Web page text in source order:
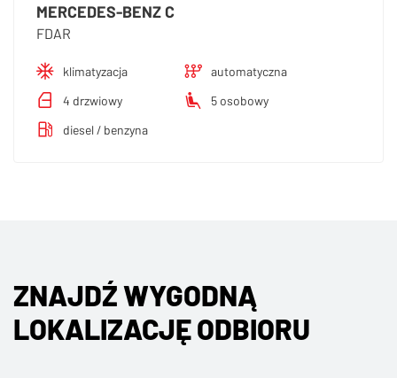
MERCEDES-BENZ C
FDAR
klimatyzacja
automatyczna
4 drzwiowy
5 osobowy
diesel / benzyna
ZNAJDŹ WYGODNĄ
LOKALIZACJĘ ODBIORU